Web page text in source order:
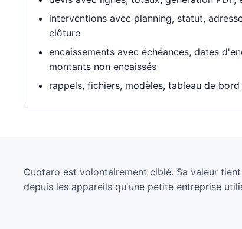
interventions avec planning, statut,
clôture
encaissements avec échéances, dates
montants non encaissés
rappels, fichiers, modèles, tableau de
Cuotaro est volontairement ciblé. Sa valeur
depuis les appareils qu'une petite entreprise